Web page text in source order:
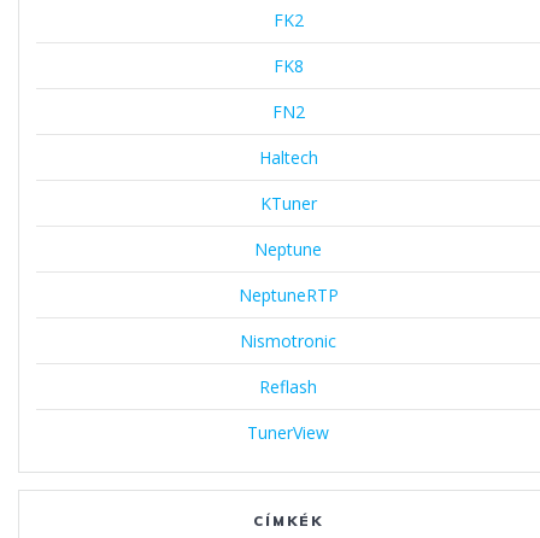
FK2
FK8
FN2
Haltech
KTuner
Neptune
NeptuneRTP
Nismotronic
Reflash
TunerView
CÍMKÉK